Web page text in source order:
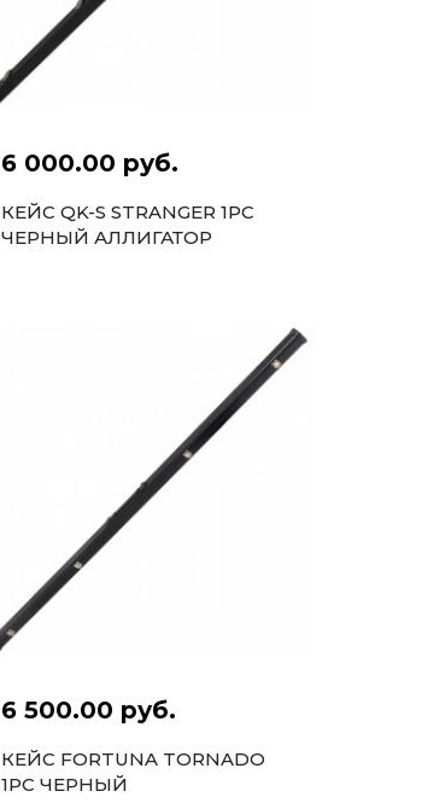
6 000.00 руб.
КЕЙС QK-S STRANGER 1PC
ЧЕРНЫЙ АЛЛИГАТОР
6 500.00 руб.
КЕЙС FORTUNA TORNADO
1PC ЧЕРНЫЙ